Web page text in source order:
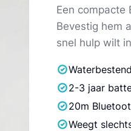
Een
Bevestig hem
snel hulp wilt
2-3 jaar
20m
Weegt